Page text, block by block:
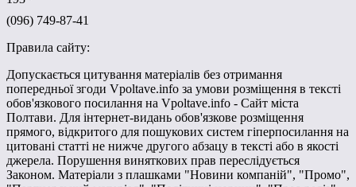
(096) 749-87-41
Правила сайту:
Допускається цитування матеріалів без отримання
попередньої згоди Vpoltave.info за умови розміщення в тексті
обов'язкового посилання на Vpoltave.info - Сайт міста
Полтави. Для інтернет-видань обов'язкове розміщення
прямого, відкритого для пошукових систем гіперпосилання на
цитовані статті не нижче другого абзацу в тексті або в якості
джерела. Порушення виняткових прав переслідується
Законом. Матеріали з плашками "Новини компаній", "Промо",